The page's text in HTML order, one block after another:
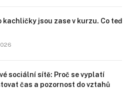
kachličky jsou zase v kurzu. Co teď
sociální sítě: Proč se vyplatí
čas a pozornost do vztahů